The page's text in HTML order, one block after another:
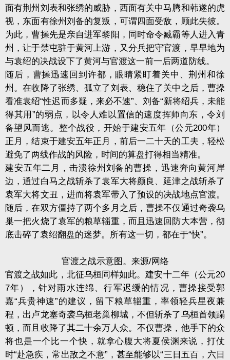
面有荆州刘表和张绣的威胁，西面有关中马腾和韩遂的虎
视，东面有徐州刘备的复叛，可谓四面受敌，顾此失彼。
为此，曹操先是亲自进军黎阳，同时命令臧霸等人进入青
州，让于禁屯驻于黄河上游，又分兵把守官渡，早早地为
与袁绍的决战设下了黄河与官渡这一前一后两道防线。
随后，曹操迅速回到许都，眼睛紧盯着关中、荆州和徐
州。在收降了张绣、孤立了刘表、稳住了关中之后，曹操
看准袁绍“性迟而多疑，来必不速”、刘备“新将绍兵，未能
得其用”的弱点，以令人难以置信的速度挥师向东，令刘
备望风而逃。整个战役，开始于建安五年（公元200年）
正月，结束于建安五年正月，前后一二十天的工夫，轻松
避免了两线作战的风险，时间的算盘打得相当精准。
建安五年二月，击溃徐州刘备的曹操，迅速奔向黄河岸
边，通过白马之战斩杀了袁军大将颜良、延津之战斩杀了
袁军大将文丑，进而将袁军带入了预设的决战地点官渡。
随后，在双方僵持了两个多月之后，曹操不仅通过奇袭乌
巢一把火烧了袁军的粮草辎重，而且迅速回防大本营，彻
底击碎了袁绍翻盘的迷梦。所有这一切，都在于“快”。
官渡之战示意图。来源/网络
官渡之战如此，北征乌桓同样如此。建安十二年（公元20
7年），针对雨水连绵、行军迟缓的情况，曹操接受郭
嘉“兵贵神速”的建议，留下粮草辎重，率领轻兵星夜兼
程，出卢龙塞奇袭乌桓老巢柳城，不但斩杀了乌桓首领蹋
顿，而且收降了其二十余万人众。不仅曹操，他手下的众
将也是一个比一个快，就拿心腹大将夏侯渊来说，打仗
时“赴急疾，常出敌之不意”，甚至能够以“三日五百，六日